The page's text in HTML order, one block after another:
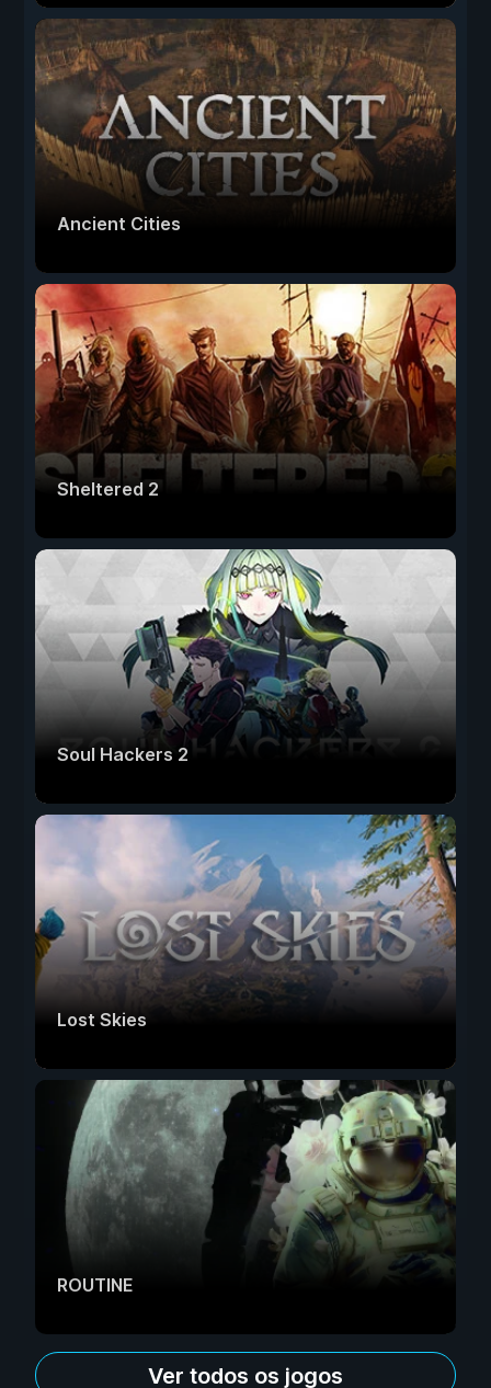
Ancient Cities
Sheltered 2
Soul Hackers 2
Lost Skies
ROUTINE
Ver todos os jogos